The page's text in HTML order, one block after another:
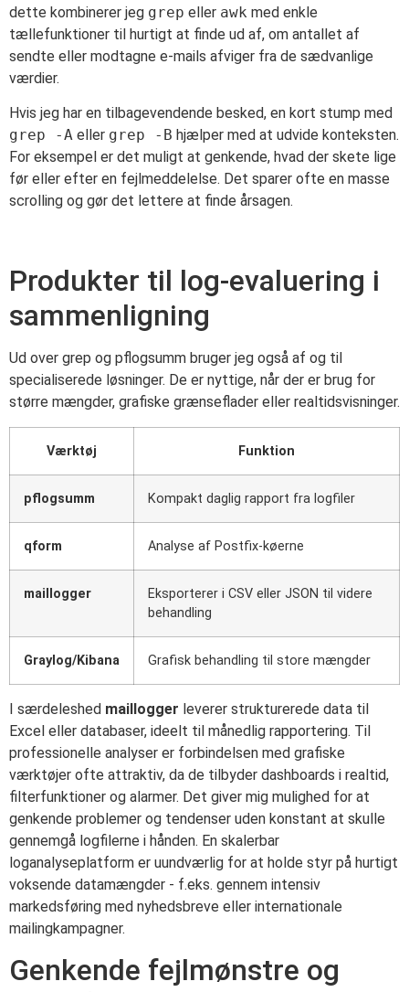
dette kombinerer jeg grep eller awk med enkle
tællefunktioner til hurtigt at finde ud af, om antallet af
sendte eller modtagne e-mails afviger fra de sædvanlige
værdier.
Hvis jeg har en tilbagevendende besked, en kort stump med
grep -A eller grep -B hjælper med at udvide konteksten.
For eksempel er det muligt at genkende, hvad der skete lige
før eller efter en fejlmeddelelse. Det sparer ofte en masse
scrolling og gør det lettere at finde årsagen.
Produkter til log-evaluering i
sammenligning
Ud over grep og pflogsumm bruger jeg også af og til
specialiserede løsninger. De er nyttige, når der er brug for
større mængder, grafiske grænseflader eller realtidsvisninger.
Værktøj Funktion
pflogsumm Kompakt daglig rapport fra logfiler
qform Analyse af Postfix-køerne
maillogger
Eksporterer i CSV eller JSON til videre
behandling
Graylog/Kibana Grafisk behandling til store mængder
I særdeleshed maillogger leverer strukturerede data til
Excel eller databaser, ideelt til månedlig rapportering. Til
professionelle analyser er forbindelsen med grafiske
værktøjer ofte attraktiv, da de tilbyder dashboards i realtid,
filterfunktioner og alarmer. Det giver mig mulighed for at
genkende problemer og tendenser uden konstant at skulle
gennemgå logfilerne i hånden. En skalerbar
loganalyseplatform er uundværlig for at holde styr på hurtigt
voksende datamængder - f.eks. gennem intensiv
markedsføring med nyhedsbreve eller internationale
mailingkampagner.
Genkende fejlmønstre og